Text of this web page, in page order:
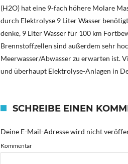
(H2O) hat eine 9-fach höhere Molare
durch Elektrolyse 9 Liter Wasser
denke, 9 Liter Wasser für 100 km
Brennstoffzellen sind außerdem sehr
Meerwasser/Abwasser zu erwarten ist.
und überhaupt Elektrolyse-Anlagen in
SCHREIBE EINEN
Deine E-Mail-Adresse wird nicht
Kommentar